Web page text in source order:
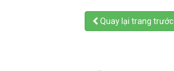
Quay lại trang trước